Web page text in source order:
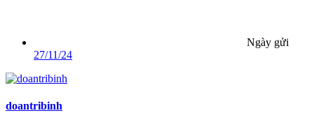
Ngày gửi
27/11/24
doantribinh